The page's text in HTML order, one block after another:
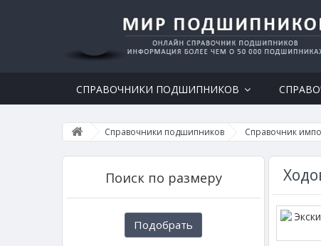
СПРАВОЧНИКИ ПОДШИПНИКОВ
Справочники подшипников Справочник
Поиск по размеру
Подобрать